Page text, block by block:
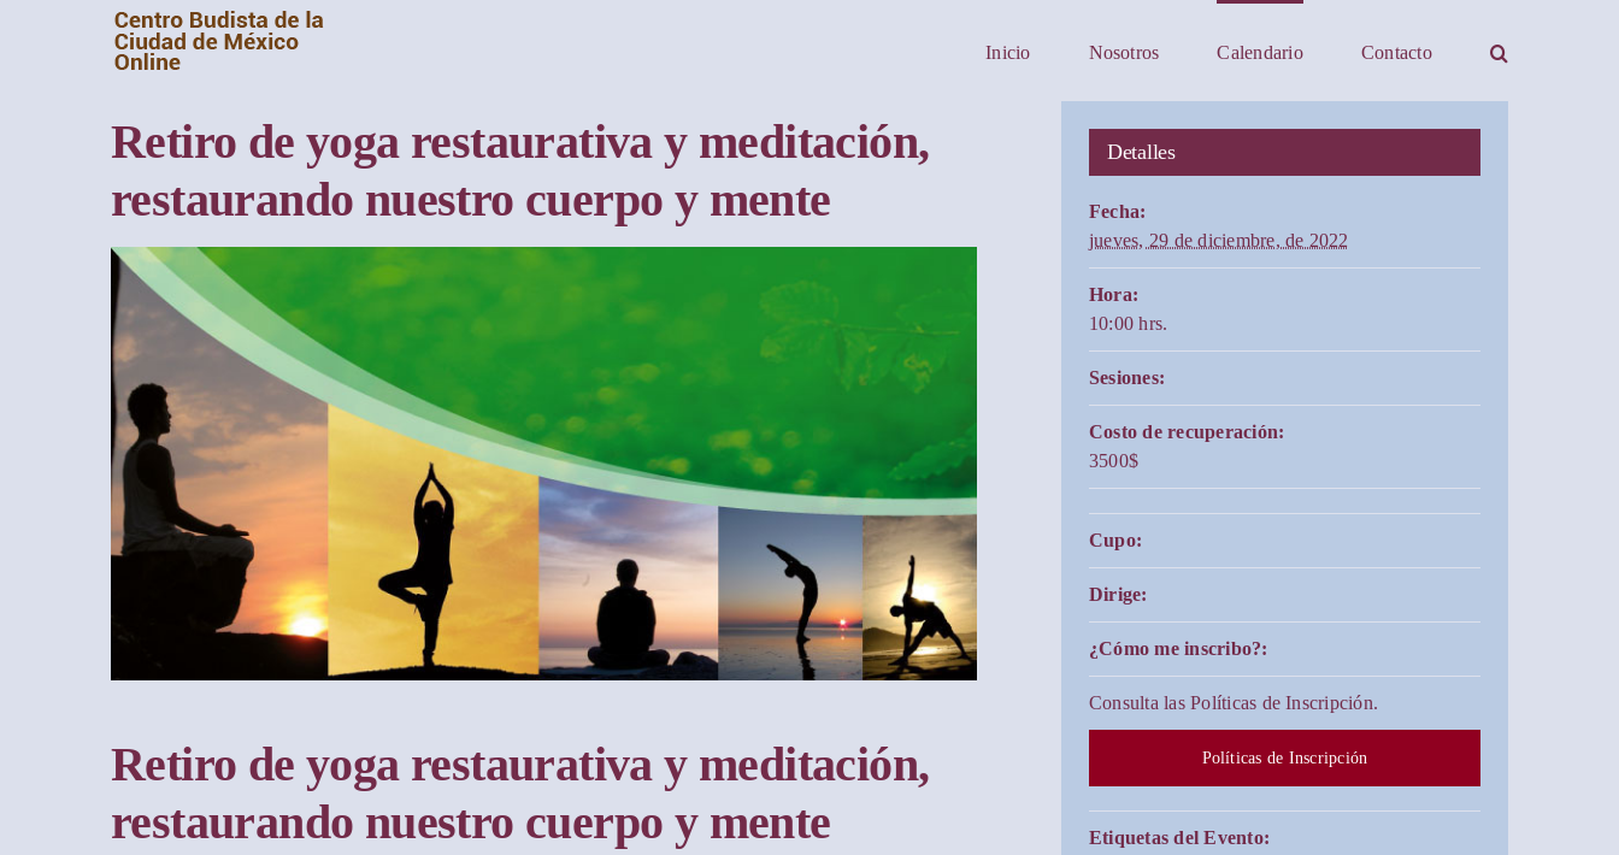
Inicio Nosotros Calendario Contacto
Retiro de yoga restaurativa y meditación,
restaurando nuestro cuerpo y mente
Retiro de yoga restaurativa y meditación,
restaurando nuestro cuerpo y mente
Detalles
Fecha:
jueves, 29 de diciembre, de 2022
Hora:
10:00 hrs.
Sesiones:
Costo de recuperación:
3500$
Cupo:
Dirige:
¿Cómo me inscribo?:
Consulta las Políticas de Inscripción.
Políticas de Inscripción
Etiquetas del Evento: